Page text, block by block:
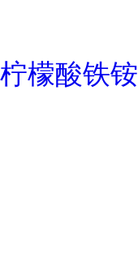
柠檬酸铁铵